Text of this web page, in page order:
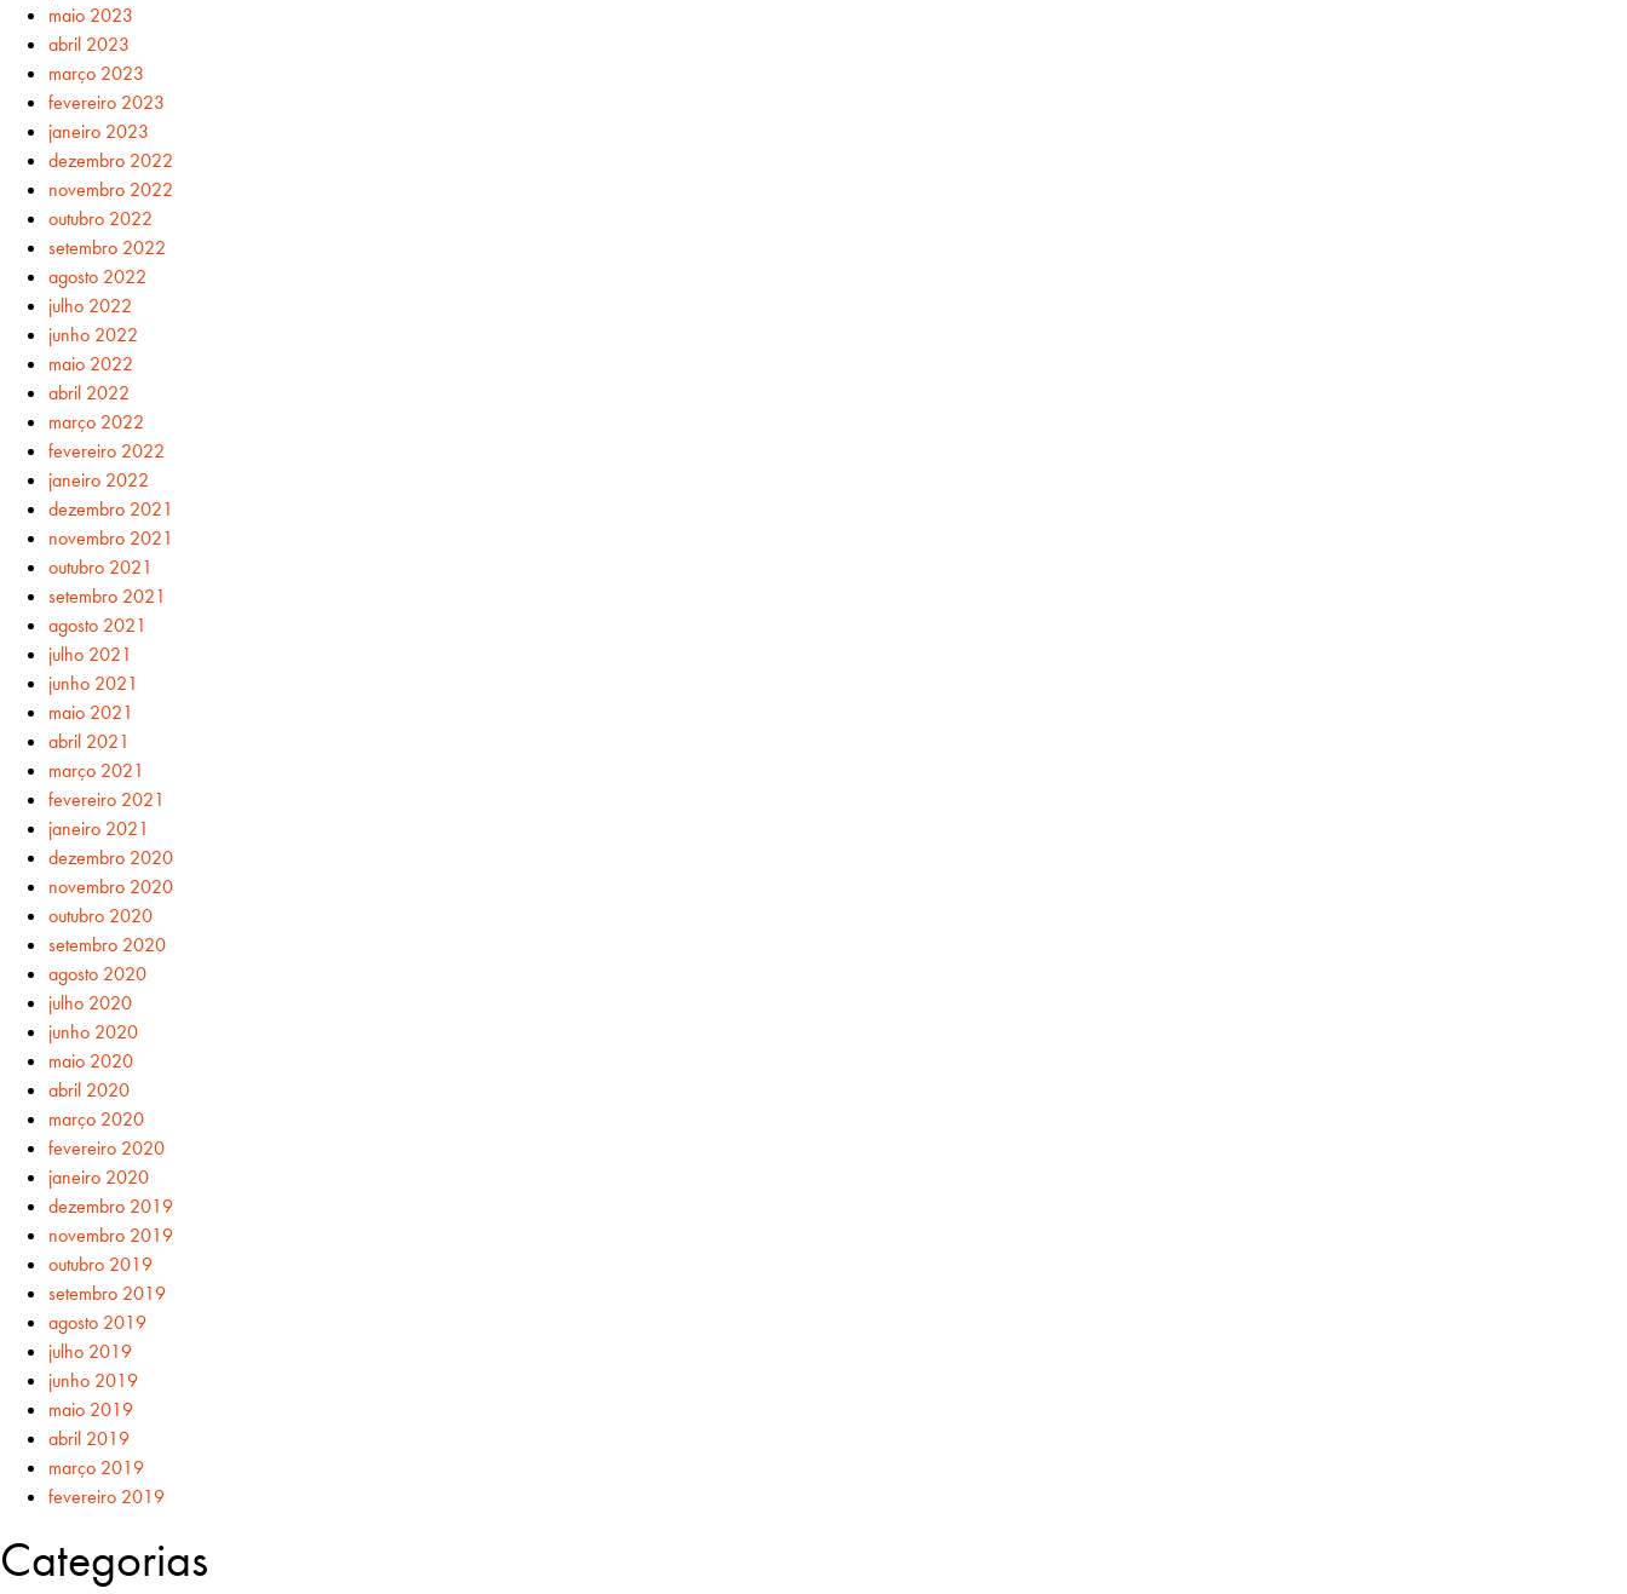
maio 2023
abril 2023
março 2023
fevereiro 2023
janeiro 2023
dezembro 2022
novembro 2022
outubro 2022
setembro 2022
agosto 2022
julho 2022
junho 2022
maio 2022
abril 2022
março 2022
fevereiro 2022
janeiro 2022
dezembro 2021
novembro 2021
outubro 2021
setembro 2021
agosto 2021
julho 2021
junho 2021
maio 2021
abril 2021
março 2021
fevereiro 2021
janeiro 2021
dezembro 2020
novembro 2020
outubro 2020
setembro 2020
agosto 2020
julho 2020
junho 2020
maio 2020
abril 2020
março 2020
fevereiro 2020
janeiro 2020
dezembro 2019
novembro 2019
outubro 2019
setembro 2019
agosto 2019
julho 2019
junho 2019
maio 2019
abril 2019
março 2019
fevereiro 2019
Categorias